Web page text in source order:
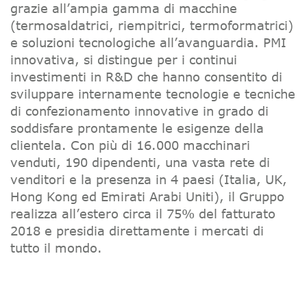
grazie all’ampia gamma di macchine
(termosaldatrici, riempitrici, termoformatrici)
e soluzioni tecnologiche all’avanguardia. PMI
innovativa, si distingue per i continui
investimenti in R&D che hanno consentito di
sviluppare internamente tecnologie e tecniche
di confezionamento innovative in grado di
soddisfare prontamente le esigenze della
clientela. Con più di 16.000 macchinari
venduti, 190 dipendenti, una vasta rete di
venditori e la presenza in 4 paesi (Italia, UK,
Hong Kong ed Emirati Arabi Uniti), il Gruppo
realizza all’estero circa il 75% del fatturato
2018 e presidia direttamente i mercati di
tutto il mondo.